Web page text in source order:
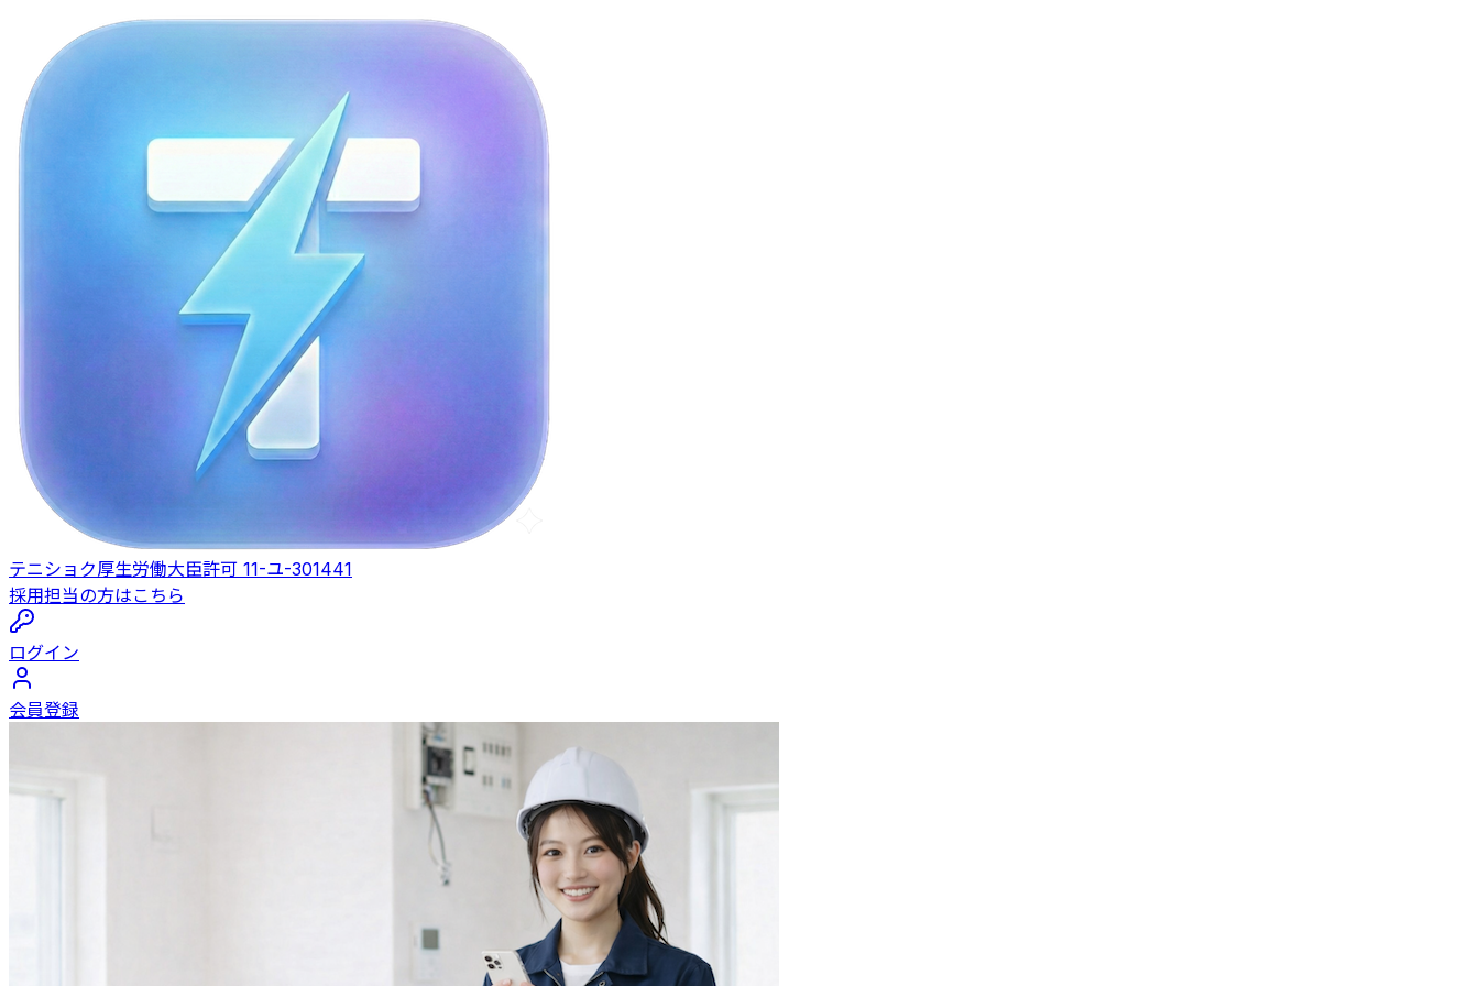
テニショク厚生労働大臣許可 11-ユ-301441
採用担当の方はこちら
ログイン
会員登録